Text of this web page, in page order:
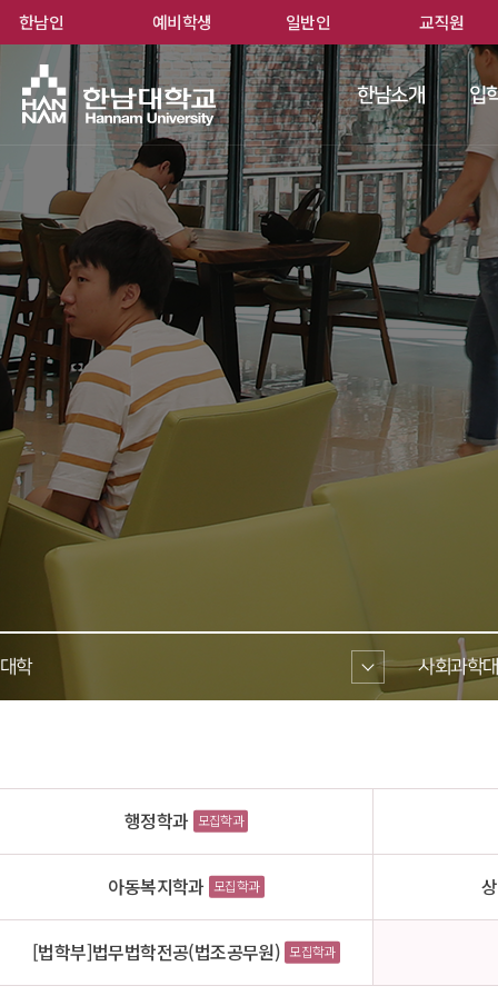
한
한남소개 입
대학 사회과학
행정학과 모집학과
아동복지학과 모집학과
[법학부]법무법학전공(법조공무원) 모집학과
한남인 예비학생 일반인 교직원